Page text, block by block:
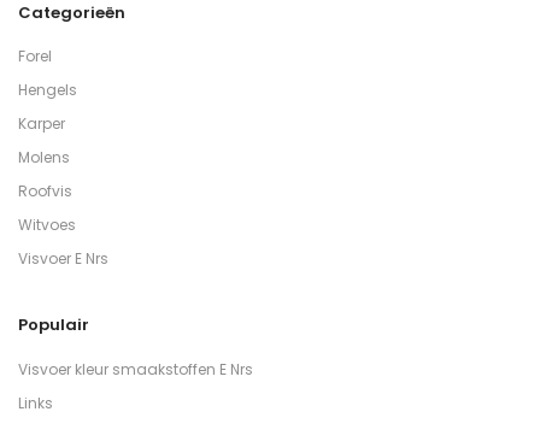
Categorieën
Forel
Hengels
Karper
Molens
Roofvis
Witvoes
Visvoer E Nrs
Populair
Visvoer kleur smaakstoffen E Nrs
Links